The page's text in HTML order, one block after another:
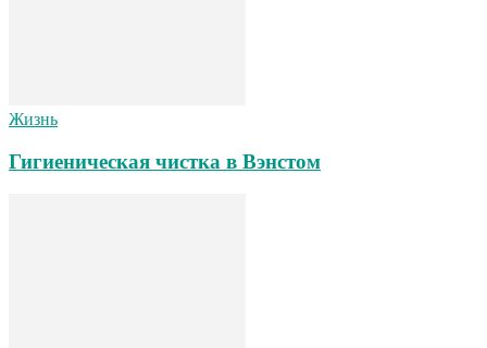
Жизнь
Гигиеническая чистка в Вэнстом